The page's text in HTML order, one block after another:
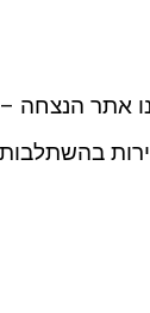
אתר הנצחה –